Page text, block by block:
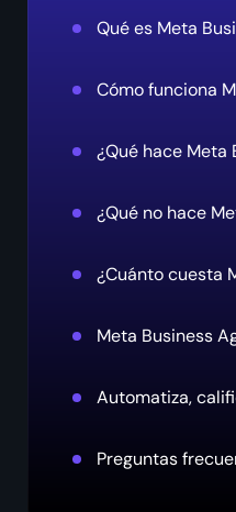
Qué es Meta
Cómo funciona
¿Qué hace Meta
¿Qué no hace
¿Cuánto cuesta
Meta Business
Automatiza,
Preguntas